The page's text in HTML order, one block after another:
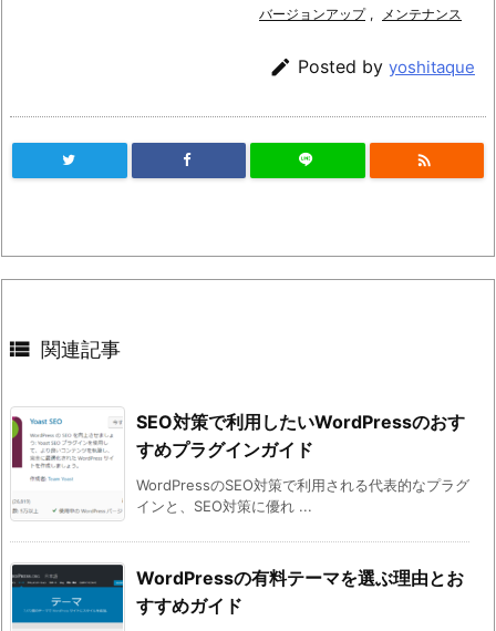
バージョンアップ , メンテナンス
 Posted by yoshitaque

 関連記事
SEO対策で利用したいWordPressのおす
すめプラグインガイド
WordPressのSEO対策で利用される代表的なプラグ
インと、SEO対策に優れ ...
WordPressの有料テーマを選ぶ理由とお
すすめガイド